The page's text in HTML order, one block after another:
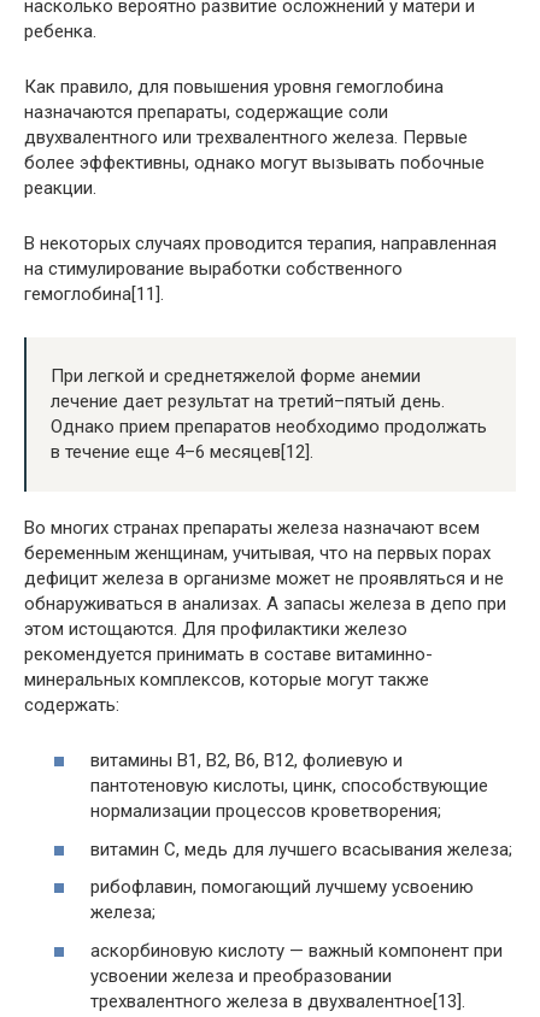
насколько вероятно развитие осложнений у матери и
ребенка.
Как правило, для повышения уровня гемоглобина
назначаются препараты, содержащие соли
двухвалентного или трехвалентного железа. Первые
более эффективны, однако могут вызывать побочные
реакции.
В некоторых случаях проводится терапия, направленная
на стимулирование выработки собственного
гемоглобина[11].
При легкой и среднетяжелой форме анемии
лечение дает результат на третий–пятый день.
Однако прием препаратов необходимо продолжать
в течение еще 4–6 месяцев[12].
Во многих странах препараты железа назначают всем
беременным женщинам, учитывая, что на первых порах
дефицит железа в организме может не проявляться и не
обнаруживаться в анализах. А запасы железа в депо при
этом истощаются. Для профилактики железо
рекомендуется принимать в составе витаминно-
минеральных комплексов, которые могут также
содержать:
витамины B1, B2, B6, В12, фолиевую и
пантотеновую кислоты, цинк, способствующие
нормализации процессов кроветворения;
витамин C, медь для лучшего всасывания железа;
рибофлавин, помогающий лучшему усвоению
железа;
аскорбиновую кислоту — важный компонент при
усвоении железа и преобразовании
трехвалентного железа в двухвалентное[13].